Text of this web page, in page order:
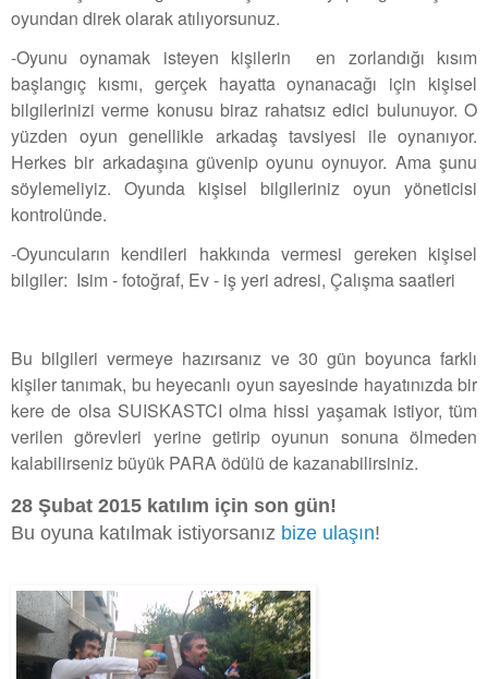
oyundan direk olarak atılıyorsunuz.
-Oyunu oynamak isteyen kişilerin en zorlandığı kısım
başlangıç kısmı, gerçek hayatta oynanacağı için kişisel
bilgilerinizi verme konusu biraz rahatsız edici bulunuyor. O
yüzden oyun genellikle arkadaş tavsiyesi ile oynanıyor.
Herkes bir arkadaşına güvenip oyunu oynuyor. Ama şunu
söylemeliyiz. Oyunda kişisel bilgileriniz oyun yöneticisi
kontrolünde.
-Oyuncuların kendileri hakkında vermesi gereken kişisel
bilgiler: Isim - fotoğraf, Ev - iş yeri adresi, Çalışma saatleri
Bu bilgileri vermeye hazırsanız ve 30 gün boyunca farklı
kişiler tanımak, bu heyecanlı oyun sayesinde hayatınızda bir
kere de olsa SUISKASTCI olma hissi yaşamak istiyor, tüm
verilen görevleri yerine getirip oyunun sonuna ölmeden
kalabilirseniz büyük PARA ödülü de kazanabilirsiniz.
28 Şubat 2015 katılım için son gün!
Bu oyuna katılmak istiyorsanız bize ulaşın!